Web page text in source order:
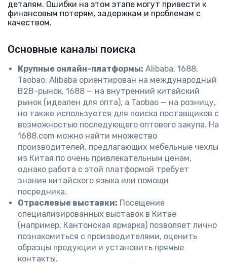
деталям. Ошибки на этом этапе могут привести к
финансовым потерям, задержкам и проблемам с
качеством.
Основные каналы поиска
Крупные онлайн-платформы: Alibaba, 1688,
Taobao. Alibaba ориентирован на международный
B2B-рынок, 1688 — на внутренний китайский
рынок (идеален для опта), а Taobao — на розницу,
но также используется для поиска поставщиков с
возможностью последующего оптового закупа. На
1688.com можно найти множество
производителей, предлагающих мебельные чехлы
из Китая по очень привлекательным ценам,
однако работа с этой платформой требует
знания китайского языка или помощи
посредника.
Отраслевые выставки: Посещение
специализированных выставок в Китае
(например, Кантонская ярмарка) позволяет лично
познакомиться с производителями, оценить
образцы продукции и установить прямые
контакты.